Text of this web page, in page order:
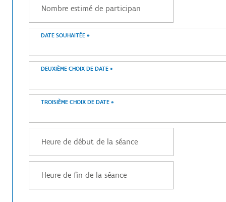
DATE SOUHAITÉE *
DEUXIÈME CHOIX DE DATE *
TROISIÈME CHOIX DE DATE *